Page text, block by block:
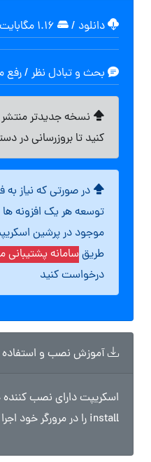
دانلود /
بحث و تبادل نظر / رفع
نسخه جدیدتر
کنید تا بروزرسانی در
در صورتی که نیاز
توسعه هر یک افزونه
موجود در پرشین
طریقسامانه پشتیبانی
درخواست کنید
آموزش نصب و استفاده
اسکریپت دارای نصب
install را در مرورگر خود اجرا کنید